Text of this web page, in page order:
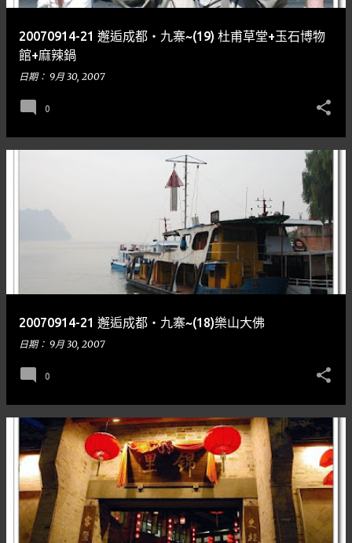
20070914-21 邂逅成都‧九寨~(19) 杜甫草堂+玉石博物
館+麻辣鍋
日期： 9月 30, 2007
0
20070914-21 邂逅成都‧九寨~(18)樂山大佛
日期： 9月 30, 2007
0